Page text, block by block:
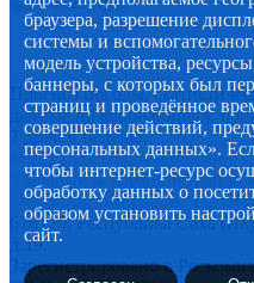
Прогноз погоды,
данные по коронавирусу,
7 дней в неделю.
© 2012-2020
Учредитель Администрация
"Мирнинский район" РС (Я)
678170, Республика Саха
д.19.
Зарегистрировано в
браузера, разрешение
системы и
модель устройства,
баннеры, с которых был
страниц и проведённое
совершение действий,
персональных данных».
чтобы интернет-ресурс
обработку данных о
образом установить
сайт.